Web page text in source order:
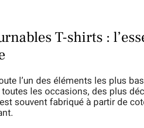
T-shirts :
l’un des éléments les plus
toutes les occasions, des plus
souvent fabriqué à partir de